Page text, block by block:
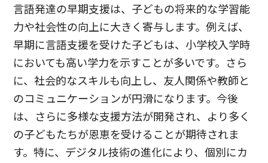
言語発達の早期支援は、子どもの将来的な学習能
力や社会性の向上に大きく寄与します。例えば、
早期に言語支援を受けた子どもは、小学校入学時
においても高い学力を示すことが多いです。さら
に、社会的なスキルも向上し、友人関係や教師と
のコミュニケーションが円滑になります。今後
は、さらに多様な支援方法が開発され、より多く
の子どもたちが恩恵を受けることが期待されま
す。特に、デジタル技術の進化により、個別にカ